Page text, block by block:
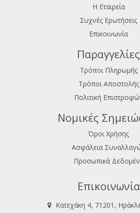
Η Εταιρεία
Συχνές Ερωτήσεις
Επικοινωνία
Παραγγελίες
Τρόποι Πληρωμής
Τρόποι Αποστολής
Πολιτική
Νομικές
Όροι Χρήσης
Ασφάλεια
Προσωπικά
Επικοινωνία
Κατεχάκη 4, 71201,